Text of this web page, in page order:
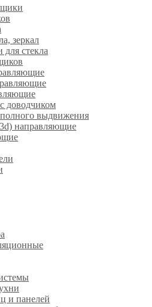
зеркал
для стекла
доводчиком
выдвижения
направляющие
и панелей